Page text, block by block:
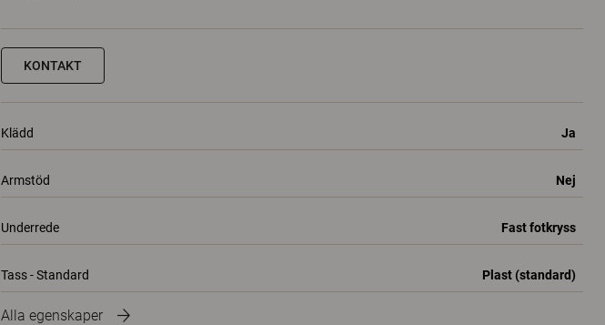
KONTAKT
Klädd Ja
Armstöd Nej
Underrede Fast fotkryss
Tass - Standard Plast (standard)
Alla egenskaper